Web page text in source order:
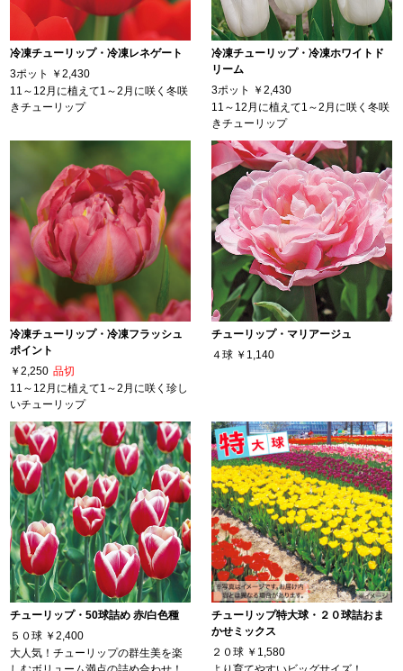
冷凍チューリップ・冷凍レネゲート
3ポット
￥2,430
11～12月に植えて1～2月に咲く冬咲
きチューリップ
冷凍チューリップ・冷凍ホワイトド
リーム
3ポット
￥2,430
11～12月に植えて1～2月に咲く冬咲
きチューリップ
冷凍チューリップ・冷凍フラッシュ
ポイント
￥2,250 品切
11～12月に植えて1～2月に咲く珍し
いチューリップ
チューリップ・マリアージュ
４球 ￥1,140
チューリップ・50球詰め 赤/白色種
５０球 ￥2,400
大人気！チューリップの群生美を楽
チューリップ特大球・２０球詰おま
かせミックス
２０球 ￥1,580